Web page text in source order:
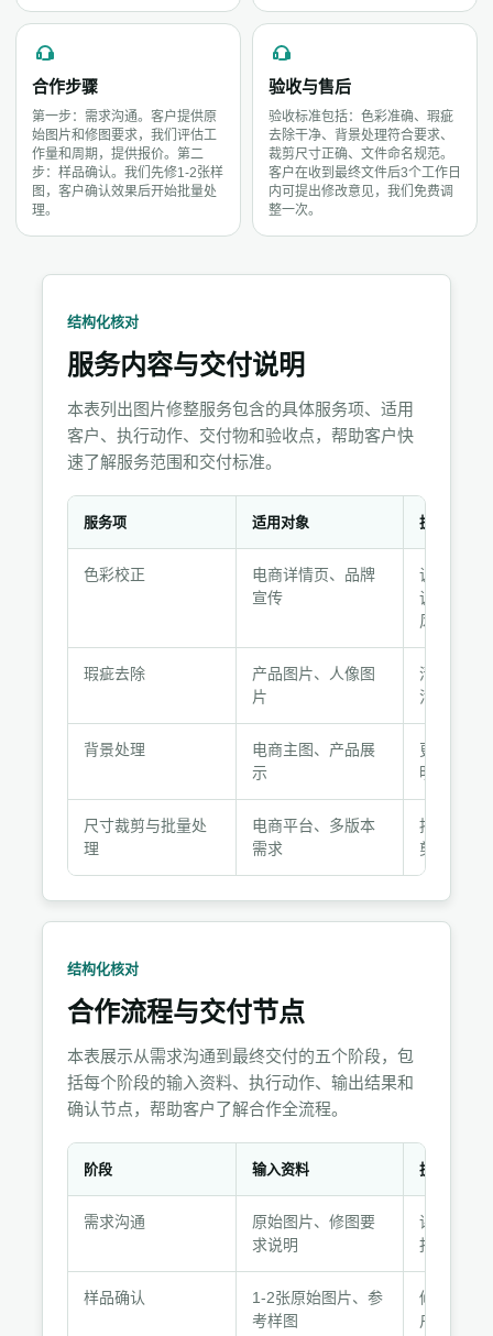
合作步骤
第一步：需求沟通。客户提供原
始图片和修图要求，我们评估工
作量和周期，提供报价。第二
步：样品确认。我们先修1-2张样
图，客户确认效果后开始批量处
理。
验收与售后
验收标准包括：色彩准确、瑕疵
去除干净、背景处理符合要求、
裁剪尺寸正确、文件命名规范。
客户在收到最终文件后3个工作日
内可提出修改意见，我们免费调
整一次。
结构化核对
服务内容与交付说明
本表列出图片修整服务包含的具体服务项、适用
客户、执行动作、交付物和验收点，帮助客户快
速了解服务范围和交付标准。
与
付
服务项 适用对象 执行动作
色彩校正
电商详情页、品牌
宣传
调整白平
调、饱和
风格
瑕疵去除
产品图片、人像图
片
清除灰尘
污渍、多
背景处理
电商主图、产品展
示
更换纯色
明背景或
尺寸裁剪与批量处
理
电商平台、多版本
需求
按指定尺
剪，保持
结构化核对
合作流程与交付节点
本表展示从需求沟通到最终交付的五个阶段，包
括每个阶段的输入资料、执行动作、输出结果和
确认节点，帮助客户了解合作全流程。
阶段 输入资料 执行动作
需求沟通
原始图片、修图要
求说明
评估工作
报价和周
样品确认
1-2张原始图片、参
考样图
修样图，
户满意